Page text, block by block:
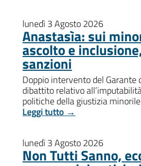
lunedì 3 Agosto 2026
Anastasìa: sui
ascolto e
sanzioni
Doppio intervento del Garante
dibattito relativo
politiche della giustizia minorile
Leggi tutto →
lunedì 3 Agosto 2026
Non Tutti Sanno,